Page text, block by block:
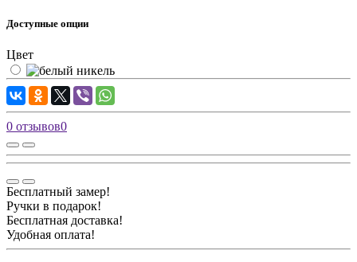
Доступные опции
Цвет
0 отзывов0
Бесплатный замер!
Ручки в подарок!
Бесплатная доставка!
Удобная оплата!